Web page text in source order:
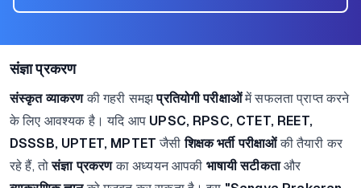
संज्ञा प्रकरण
संस्कृत व्याकरणकी गहरी समझप्रतियोगी परीक्षाओंमें सफलता प्राप्त करने
के लिए आवश्यक है। यदि आप UPSC, RPSC, CTET, REET,
DSSSB, UPTET, MPTET जैसीशिक्षक भर्ती परीक्षाओंकी तैयारी कर
रहे हैं, तोसंज्ञा प्रकरणका अध्ययन आपकी भाषायी सटीकताऔर